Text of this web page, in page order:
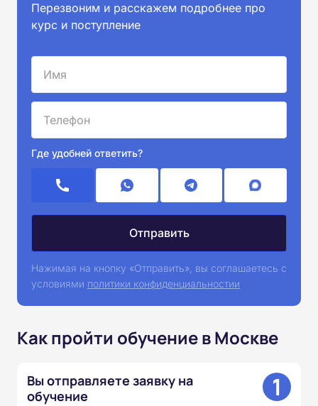
Перезвоним и расскажем подробнее про
курс и поступление
Где удобней ответить?
Нажимая на кнопку «Отправить», вы соглашаетесь с
условиями политики конфиденциальностии
Как пройти обучение в Москве
Вы отправляете заявку на
обучение
1